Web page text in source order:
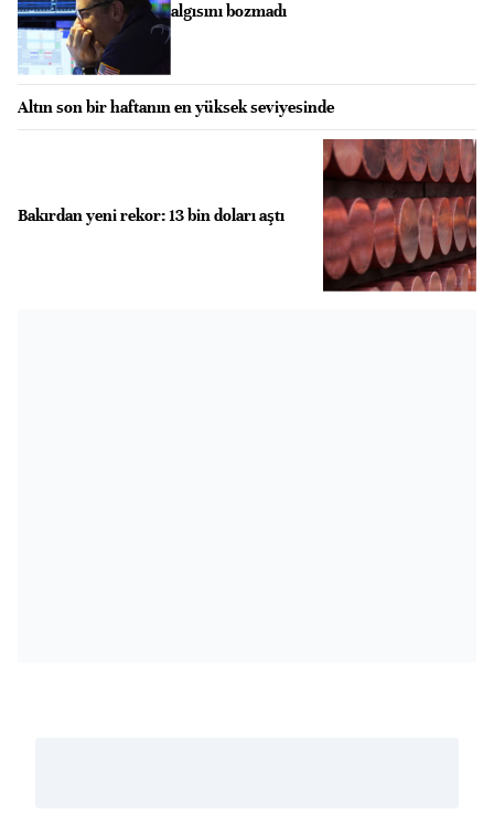
algısını bozmadı
Altın son bir haftanın en yüksek seviyesinde
Bakırdan yeni rekor: 13 bin doları aştı